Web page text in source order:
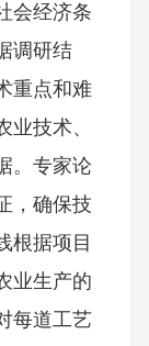
会经济条
调研结
重点和难
技术、
。专家论
，确保技
根据项目
业生产的
每道工艺